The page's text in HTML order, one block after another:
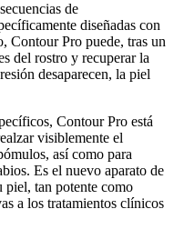
de
diseñadas con
Contour Pro puede, tras un
del rostro y recuperar la
desaparecen, la piel
Contour Pro está
visiblemente el
así como para
Es el nuevo aparato de
piel, tan potente como
a los tratamientos clínicos